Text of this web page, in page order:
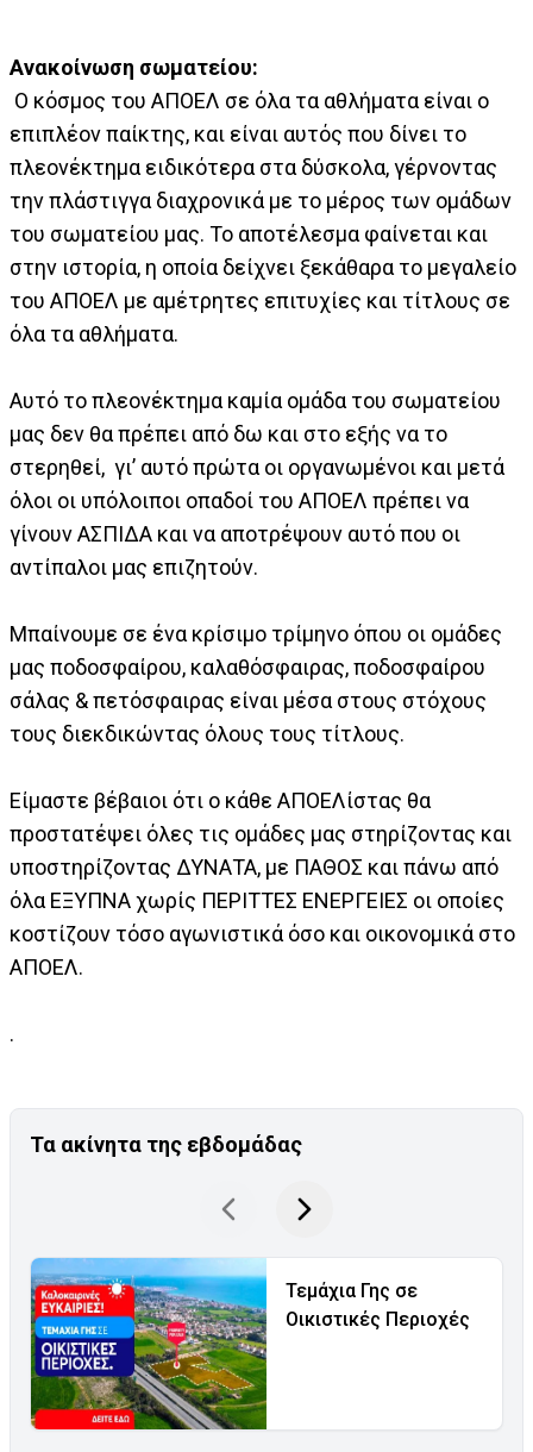
Aνακοίνωση σωματείου:
Ο κόσμος του ΑΠΟΕΛ σε όλα τα αθλήματα είναι ο
επιπλέον παίκτης, και είναι αυτός που δίνει το
πλεονέκτημα ειδικότερα στα δύσκολα, γέρνοντας
την πλάστιγγα διαχρονικά με το μέρος των ομάδων
του σωματείου μας. Το αποτέλεσμα φαίνεται και
στην ιστορία, η οποία δείχνει ξεκάθαρα το μεγαλείο
του ΑΠΟΕΛ με αμέτρητες επιτυχίες και τίτλους σε
όλα τα αθλήματα.
Αυτό το πλεονέκτημα καμία ομάδα του σωματείου
μας δεν θα πρέπει από δω και στο εξής να το
στερηθεί, γι’ αυτό πρώτα οι οργανωμένοι και μετά
όλοι οι υπόλοιποι οπαδοί του ΑΠΟΕΛ πρέπει να
γίνουν ΑΣΠΙΔΑ και να αποτρέψουν αυτό που οι
αντίπαλοι μας επιζητούν.
Μπαίνουμε σε ένα κρίσιμο τρίμηνο όπου οι ομάδες
μας ποδοσφαίρου, καλαθόσφαιρας, ποδοσφαίρου
σάλας & πετόσφαιρας είναι μέσα στους στόχους
τους διεκδικώντας όλους τους τίτλους.
Είμαστε βέβαιοι ότι ο κάθε ΑΠΟΕΛίστας θα
προστατέψει όλες τις ομάδες μας στηρίζοντας και
υποστηρίζοντας ΔΥΝΑΤΑ, με ΠΑΘΟΣ και πάνω από
όλα ΕΞΥΠΝΑ χωρίς ΠΕΡΙΤΤΕΣ ΕΝΕΡΓΕΙΕΣ οι οποίες
κοστίζουν τόσο αγωνιστικά όσο και οικονομικά στο
ΑΠΟΕΛ.
.
Τα ακίνητα της εβδομάδας
Τεμάχια Γης σε
Οικιστικές Περιοχές